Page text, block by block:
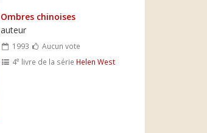
Ombres chinoises
auteur
1993
Aucun vote
4e livre de la série Helen West